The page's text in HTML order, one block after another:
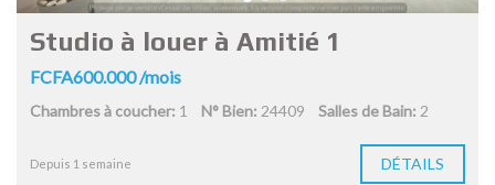
Studio à louer à Amitié 1
FCFA600.000 /mois
Chambres à coucher: 1 N° Bien: 24409 Salles de Bain: 2
Depuis 1 semaine DÉTAILS